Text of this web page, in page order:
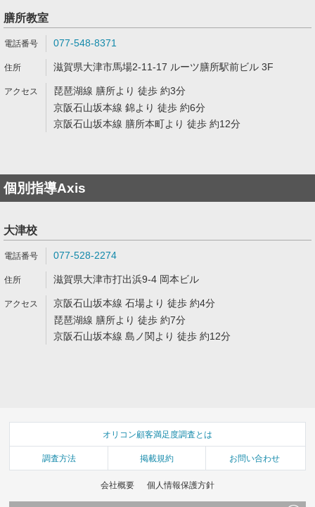
膳所教室
077-548-8371
滋賀県大津市馬場2-11-17 ルーツ膳所駅前ビル 3F
琵琶湖線 膳所より 徒歩 約3分
京阪石山坂本線 錦より 徒歩 約6分
京阪石山坂本線 膳所本町より 徒歩 約12分
個別指導Axis
大津校
077-528-2274
滋賀県大津市打出浜9-4 岡本ビル
京阪石山坂本線 石場より 徒歩 約4分
琵琶湖線 膳所より 徒歩 約7分
京阪石山坂本線 島ノ関より 徒歩 約12分
オリコン顧客満足度調査とは
調査方法 掲載規約 お問い合わせ
会社概要 個人情報保護方針